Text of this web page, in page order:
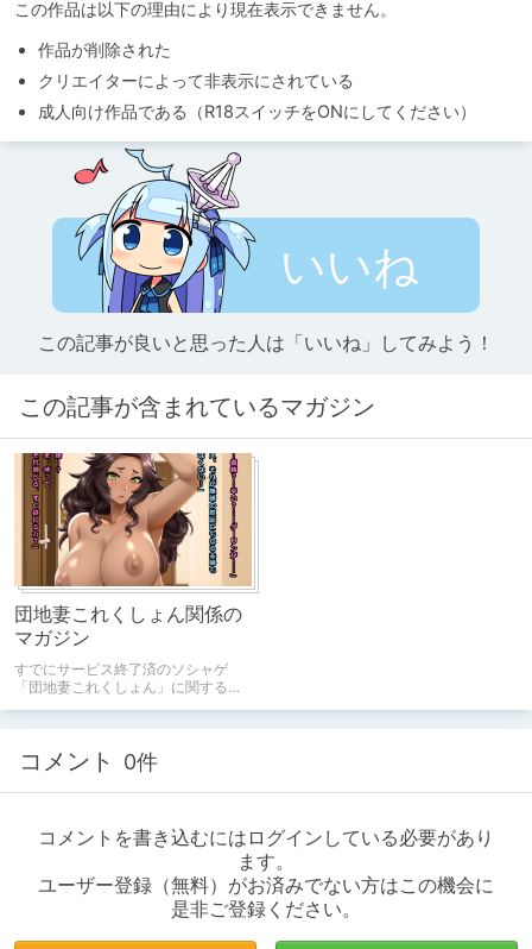
この作品は以下の理由により現在表示できません。
作品が削除された
クリエイターによって非表示にされている
成人向け作品である（R18スイッチをONにしてください）
いいね
この記事が良いと思った人は「いいね」してみよう！
この記事が含まれているマガジン
団地妻これくしょん関係の
マガジン
すでにサービス終了済のソシャゲ
「団地妻これくしょん」に関するま
コメント 0件
コメントを書き込むにはログインしている必要があり
ます。
ユーザー登録（無料）がお済みでない方はこの機会に
是非ご登録ください。